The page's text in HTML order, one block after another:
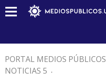
PORTAL MEDIOS PÚBLICOS
NOTICIAS 5 .